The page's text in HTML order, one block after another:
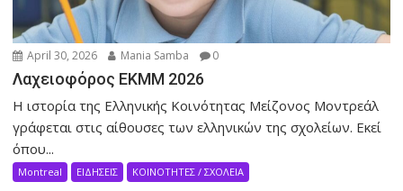
April 30, 2026 Mania Samba 0
Λαχειοφόρος ΕΚΜΜ 2026
Η ιστορία της Ελληνικής Κοινότητας Μείζονος Μοντρεάλ
γράφεται στις αίθουσες των ελληνικών της σχολείων. Eκεί
όπου...
Montreal ΕΙΔΗΣΕΙΣ ΚΟΙΝΟΤΗΤΕΣ / ΣΧΟΛΕΙΑ